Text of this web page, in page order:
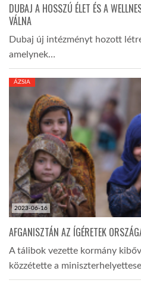
DUBAJ A HOSSZÚ ÉLET ÉS A
VÁLNA
Dubaj új intézményt hozott
amelynek…
2023-06-16
ÁZSIA
AFGANISZTÁN AZ ÍGÉRETEK
A tálibok vezette kormány
közzétette a